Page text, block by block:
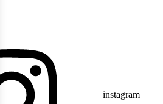
instagram